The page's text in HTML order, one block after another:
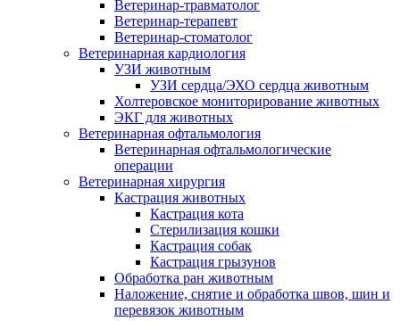
Ветеринар-травматолог
Ветеринар-терапевт
Ветеринар-стоматолог
Ветеринарная кардиология
УЗИ животным
УЗИ сердца/ЭХО сердца животным
Холтеровское мониторирование животных
ЭКГ для животных
Ветеринарная офтальмология
Ветеринарная офтальмологические
операции
Ветеринарная хирургия
Кастрация животных
Кастрация кота
Стерилизация кошки
Кастрация собак
Кастрация грызунов
Обработка ран животным
Наложение, снятие и обработка швов, шин и
перевязок животным